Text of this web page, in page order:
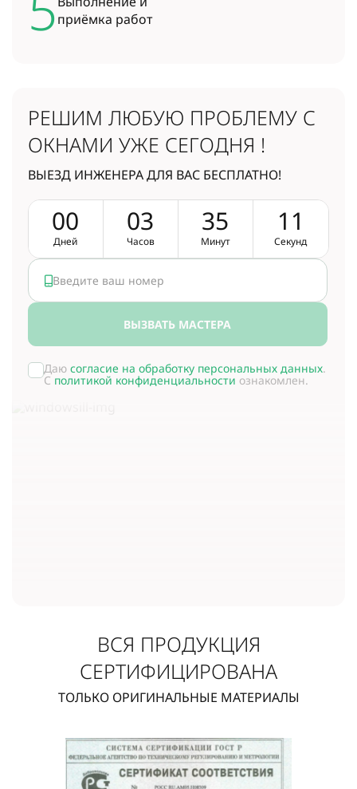
приёмка работ
РЕШИМ ЛЮБУЮ ПРОБЛЕМУ С
ОКНАМИ УЖЕ СЕГОДНЯ !
ВЫЕЗД ИНЖЕНЕРА ДЛЯ ВАС БЕСПЛАТНО!
00
Дней
03
Часов
35
Минут
1 1
Секунд
ВЫЗВАТЬ МАСТЕРА
Даю согласие на обработку персональных данных.
С политикой конфиденциальности ознакомлен.
ВСЯ ПРОДУКЦИЯ
СЕРТИФИЦИРОВАНА
ТОЛЬКО ОРИГИНАЛЬНЫЕ МАТЕРИАЛЫ